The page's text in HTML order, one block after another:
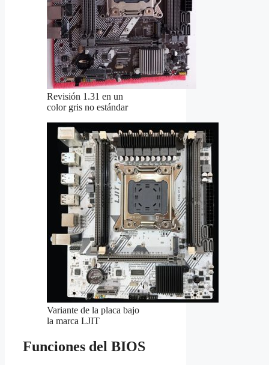
Revisión 1.31 en un
color gris no estándar
Variante de la placa bajo
la marca LJIT
Funciones del BIOS